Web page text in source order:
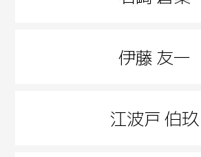
伊藤 友一
江波戸 伯玖